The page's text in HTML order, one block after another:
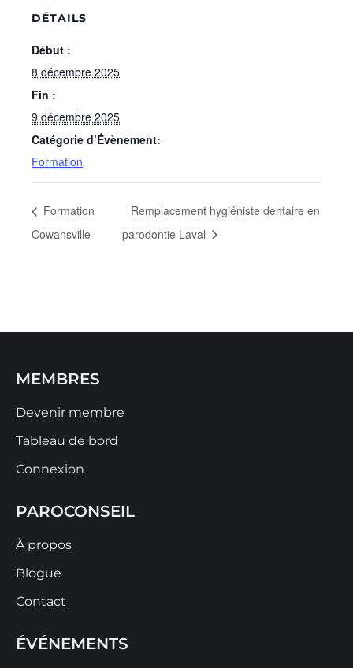
DÉTAILS
Début :
8 décembre 2025
Fin :
9 décembre 2025
Catégorie d’Évènement:
Formation
Formation
Cowansville
Remplacement hygiéniste dentaire en
parodontie Laval
MEMBRES
Devenir membre
Tableau de bord
Connexion
PAROCONSEIL
À propos
Blogue
Contact
ÉVÉNEMENTS